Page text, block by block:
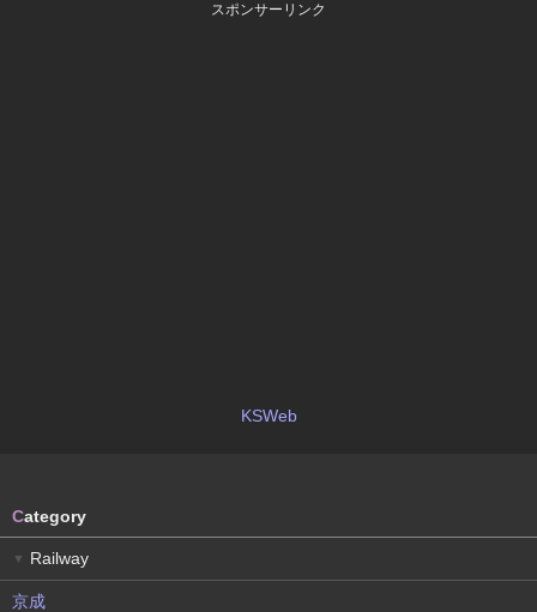
スポンサーリンク
KSWeb
Category
▼ Railway
京成